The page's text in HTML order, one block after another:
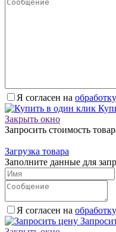
Я согласен на
Закрыть окно
Запросить стоимость
Загрузка товара
Заполните данные для
Я согласен на